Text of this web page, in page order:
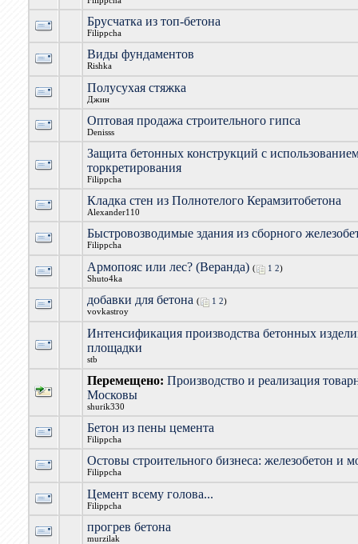
Брусчатка из топ-бетона
Filippcha
Виды фундаментов
Rishka
Полусухая стяжка
Джин
Оптовая продажа строительного гипса
Denisss
Защита бетонных конструкций с
торкретирования
Filippcha
Кладка стен из Полнотелого Керамзитобетона
Alexander110
Быстровозводимые здания из сборного
Filippcha
Армопояс или лес? (Веранда) ( 1 2)
Shuto4ka
добавки для бетона ( 1 2)
vovkastroy
Интенсификация производства бетонных
площадки
stb
Перемещено: Производство и реализация
Московы
shurik330
Бетон из пены цемента
Filippcha
Остовы строительного бизнеса: железобетон и
Filippcha
Цемент всему голова...
Filippcha
прогрев бетона
murzilak